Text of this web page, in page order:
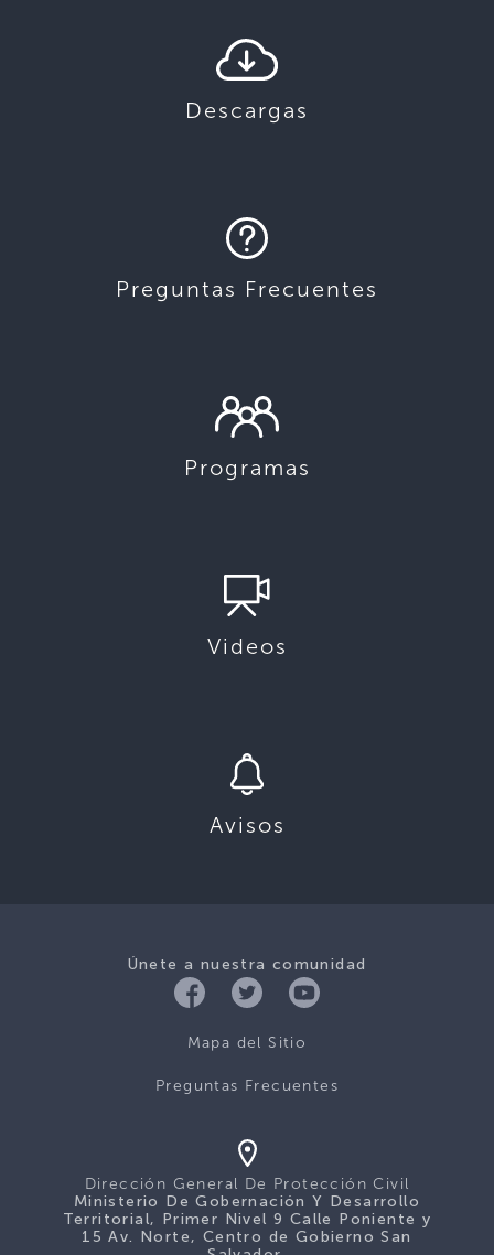
Descargas
Preguntas Frecuentes
Programas
Videos
Avisos
Únete a nuestra comunidad
Mapa del Sitio
Preguntas Frecuentes
Dirección General De Protección Civil
Ministerio De Gobernación Y Desarrollo
Territorial, Primer Nivel 9 Calle Poniente y
15 Av. Norte, Centro de Gobierno San